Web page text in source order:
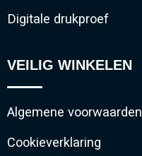
Digitale drukproef
VEILIG WINKELEN
Algemene voorwaarden
Cookieverklaring